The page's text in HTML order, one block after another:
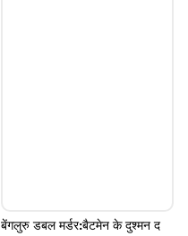
बेंगलुरु डबल मर्डर:बैटमेन के दुश्मन द